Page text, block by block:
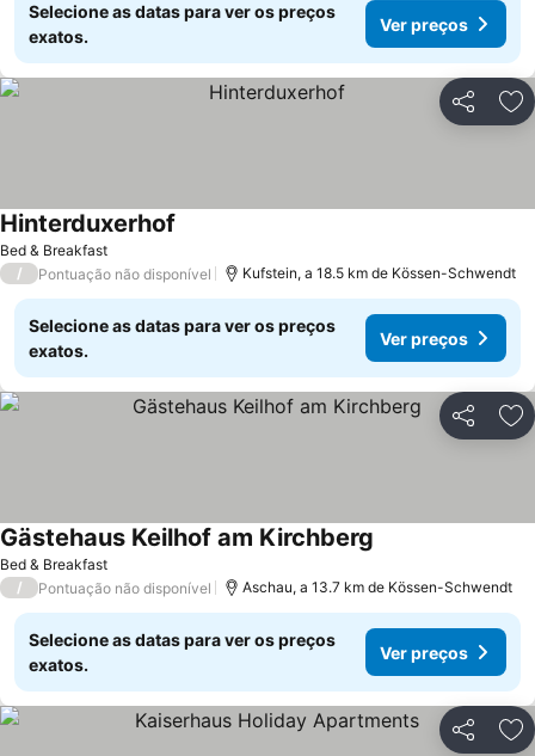
Selecione as datas para ver os preços
exatos.
Ver preços
Partilhar
Bed & Breakfast
Hinterduxerhof
/ Pontuação não disponível Kufstein, a 18.5 km de Kössen-Schwendt
Selecione as datas para ver os preços
exatos.
Ver preços
Partilhar
Bed & Breakfast
Gästehaus Keilhof am Kirchberg
/ Pontuação não disponível Aschau, a 13.7 km de Kössen-Schwendt
Selecione as datas para ver os preços
exatos.
Ver preços
Partilhar